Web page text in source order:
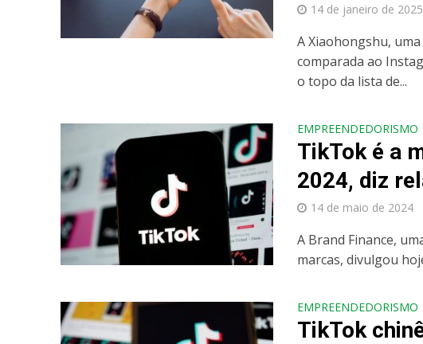
14 de janeiro de 2025
A Xiaohongshu,
comparada ao
o topo da lista de...
EMPREENDEDORISMO
TikTok é a
2024, diz
14 de maio de 2024
A Brand Finance,
marcas, divulgou
EMPREENDEDORISMO
TikTok